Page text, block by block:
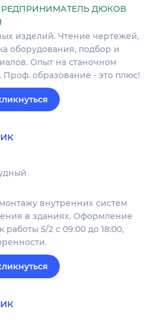
ДЮКОВ
изделий. Чтение чертежей,
оборудования, подбор и
Опыт на станочном
Проф. образование - это плюс!
внутренних систем
в зданиях. Оформление
5/2 с 09:00 до 18:00,